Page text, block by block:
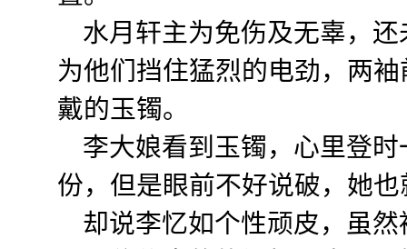
水月轩主为免伤及无辜，还
为他们挡住猛烈的电劲，两
戴的玉镯。
李大娘看到玉镯，心里登时
份，但是眼前不好说破，她
却说李忆如个性顽皮，虽然